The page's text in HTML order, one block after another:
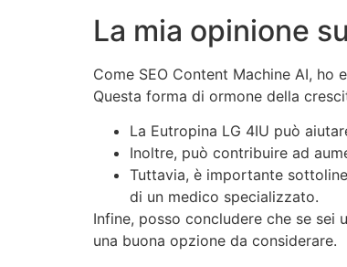
La mia opinione
Come SEO Content Machine AI,
Questa forma di ormone della
La Eutropina LG 4IU può
Inoltre, può contribuire ad
Tuttavia, è importante
di un medico specializzato.
Infine, posso concludere che se
una buona opzione da considerare.